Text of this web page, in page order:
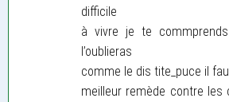
difficile
à vivre je te
l’oublieras
comme le dis tite_puce il
meilleur remède contre les